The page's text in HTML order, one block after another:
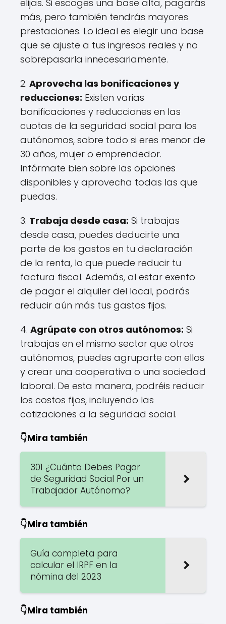
elijas. Si escoges una base alta, pagarás
más, pero también tendrás mayores
prestaciones. Lo ideal es elegir una base
que se ajuste a tus ingresos reales y no
sobrepasarla innecesariamente.
2. Aprovecha las bonificaciones y
reducciones: Existen varias
bonificaciones y reducciones en las
cuotas de la seguridad social para los
autónomos, sobre todo si eres menor de
30 años, mujer o emprendedor.
Infórmate bien sobre las opciones
disponibles y aprovecha todas las que
puedas.
3. Trabaja desde casa: Si trabajas
desde casa, puedes deducirte una
parte de los gastos en tu declaración
de la renta, lo que puede reducir tu
factura fiscal. Además, al estar exento
de pagar el alquiler del local, podrás
reducir aún más tus gastos fijos.
4. Agrúpate con otros autónomos: Si
trabajas en el mismo sector que otros
autónomos, puedes agruparte con ellos
y crear una cooperativa o una sociedad
laboral. De esta manera, podréis reducir
los costos fijos, incluyendo las
cotizaciones a la seguridad social.
👇Mira también
301 ¿Cuánto Debes Pagar
de Seguridad Social Por un
Trabajador Autónomo?
👇Mira también
Guía completa para
calcular el IRPF en la
nómina del 2023
👇Mira también